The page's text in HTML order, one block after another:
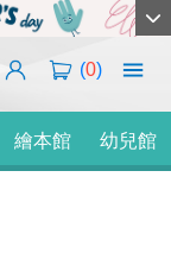
(0)
繪本館 幼兒館